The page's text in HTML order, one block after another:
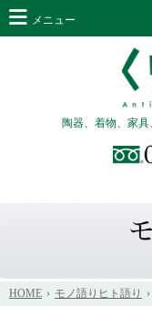
メニュー
陶器、着物、家
HOME モノ語りヒト語り